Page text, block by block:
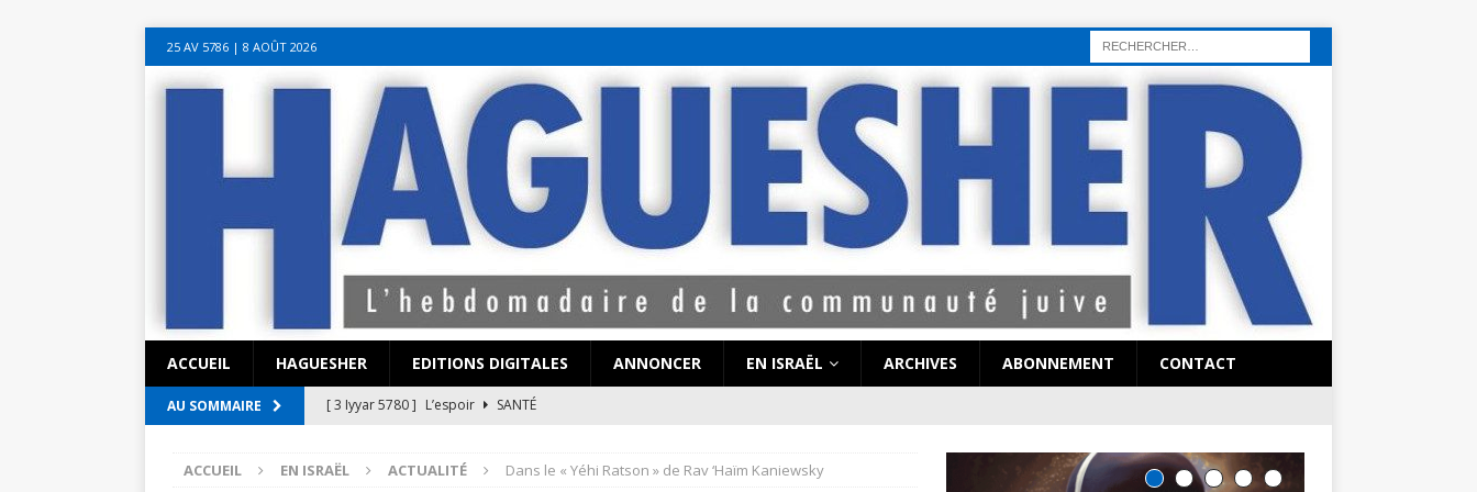
seks hattı numara istanbul escort bayanlar sex hattı telefonda seks numara
canlı sohbet hatları sohbet numaraları ucuz sex sohbet hattı numaraları
25 AV 5786‎ | 8 AOÛT 2026
ACCUEIL HAGUESHER EDITIONS DIGITALES ANNONCER EN ISRAËL ARCHIVES ABONNEMENT CONTACT
AU SOMMAIRE [ 3 Iyyar 5780 ] L’espoir
SANTÉ
?
EN ISRAËL
ACCUEIL EN ISRAËL ACTUALITÉ Dans le « Yéhi Ratson » de Rav ‘Haïm Kaniewsky